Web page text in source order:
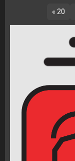
« 20